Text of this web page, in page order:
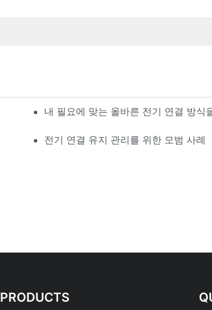
내 필요에 맞는 올바른 전기 연결 방식
전기 연결 유지 관리를 위한 모범 사례
PRODUCTS